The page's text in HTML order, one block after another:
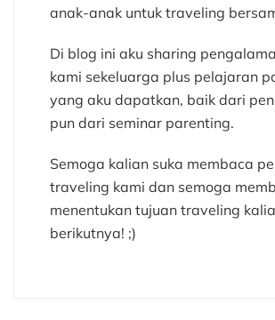
anak-anak untuk traveling
Di blog ini aku sharing
kami sekeluarga plus pelajaran
yang aku dapatkan, baik dari
pun dari seminar parenting.
Semoga kalian suka membaca
traveling kami dan semoga
menentukan tujuan traveling
berikutnya! ;)